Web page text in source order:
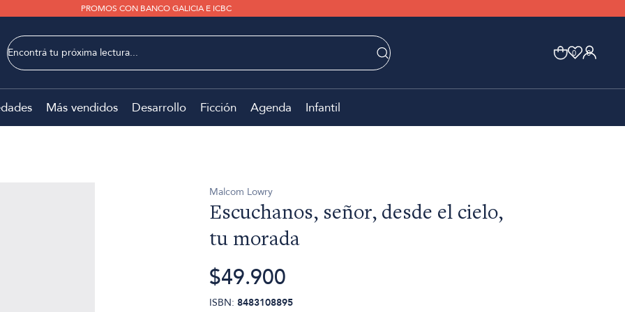
PROMOS CON BANCO GALICIA E ICBC
0 0
Más vendidos Desarrollo Ficción Agenda Infantil
Malcom Lowry
Escuchanos, señor, desde el cielo,
tu morada
$49.900
ISBN: 8483108895